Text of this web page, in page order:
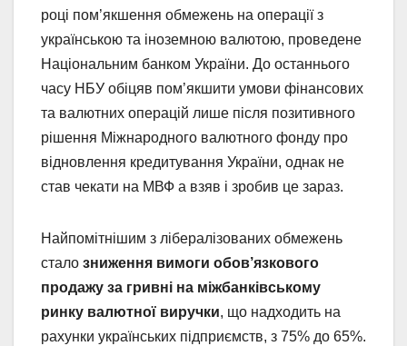
році пом’якшення обмежень на операції з
українською та іноземною валютою, проведене
Національним банком України. До останнього
часу НБУ обіцяв пом’якшити умови фінансових
та валютних операцій лише після позитивного
рішення Міжнародного валютного фонду про
відновлення кредитування України, однак не
став чекати на МВФ а взяв і зробив це зараз.
Найпомітнішим з лібералізованих обмежень
стало зниження вимоги обов’язкового
продажу за гривні на міжбанківському
ринку валютної виручки, що надходить на
рахунки українських підприємств, з 75% до 65%.